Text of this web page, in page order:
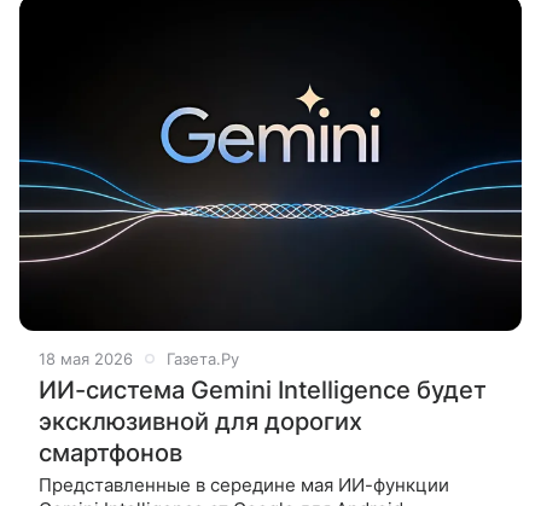
18 мая 2026 Газета.Ру
ИИ-система Gemini Intelligence будет
эксклюзивной для дорогих
смартфонов
Представленные в середине мая ИИ-функции